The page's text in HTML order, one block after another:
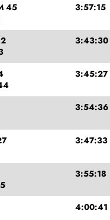
45
3:57:15
3:43:30
3:45:27
3:54:36
3:47:33
3:55:18
4:00:41